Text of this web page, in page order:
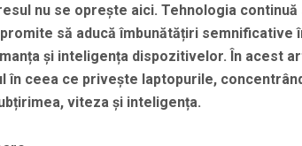
nu se oprește aici. Tehnologia continuă
să aducă îmbunătățiri semnificative
și inteligența dispozitivelor. În acest
ceea ce privește laptopurile,
viteza și inteligența.